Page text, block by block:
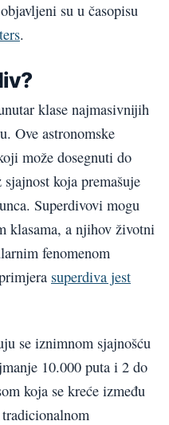
su u časopisu
.
klase najmasivnijih
Ove astronomske
može dosegnuti do
koja premašuje
Superdivovi mogu
klasama, a njihov životni
fenomenom
superdiva jest
se iznimnom sjajnošću
10.000 puta i 2 do
koja se kreće između